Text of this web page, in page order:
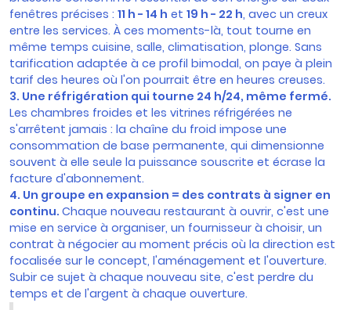
fenêtres précises : 11 h - 14 h et 19 h - 22 h, avec un creux
entre les services. À ces moments-là, tout tourne en
même temps cuisine, salle, climatisation, plonge. Sans
tarification adaptée à ce profil bimodal, on paye à plein
tarif des heures où l'on pourrait être en heures creuses.
3. Une réfrigération qui tourne 24 h/24, même fermé.
Les chambres froides et les vitrines réfrigérées ne
s'arrêtent jamais : la chaîne du froid impose une
consommation de base permanente, qui dimensionne
souvent à elle seule la puissance souscrite et écrase la
facture d'abonnement.
4. Un groupe en expansion = des contrats à signer en
continu. Chaque nouveau restaurant à ouvrir, c'est une
mise en service à organiser, un fournisseur à choisir, un
contrat à négocier au moment précis où la direction est
focalisée sur le concept, l'aménagement et l'ouverture.
Subir ce sujet à chaque nouveau site, c'est perdre du
temps et de l'argent à chaque ouverture.